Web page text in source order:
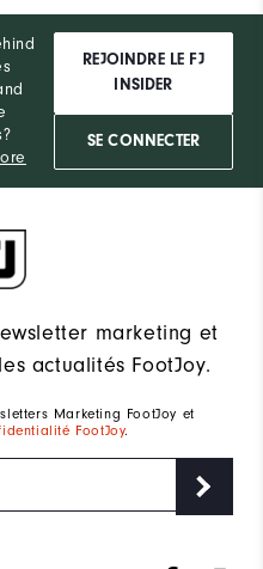
REJOINDRE LE FJ
INSIDER
SE CONNECTER
marketing et
actualités FootJoy.
Marketing FootJoy et
FootJoy.